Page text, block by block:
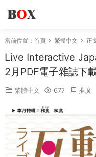
當前位置： 首頁 繁體中文 正
Live Interactive
2月PDF電子雜誌下
繁體中文 677 推廣